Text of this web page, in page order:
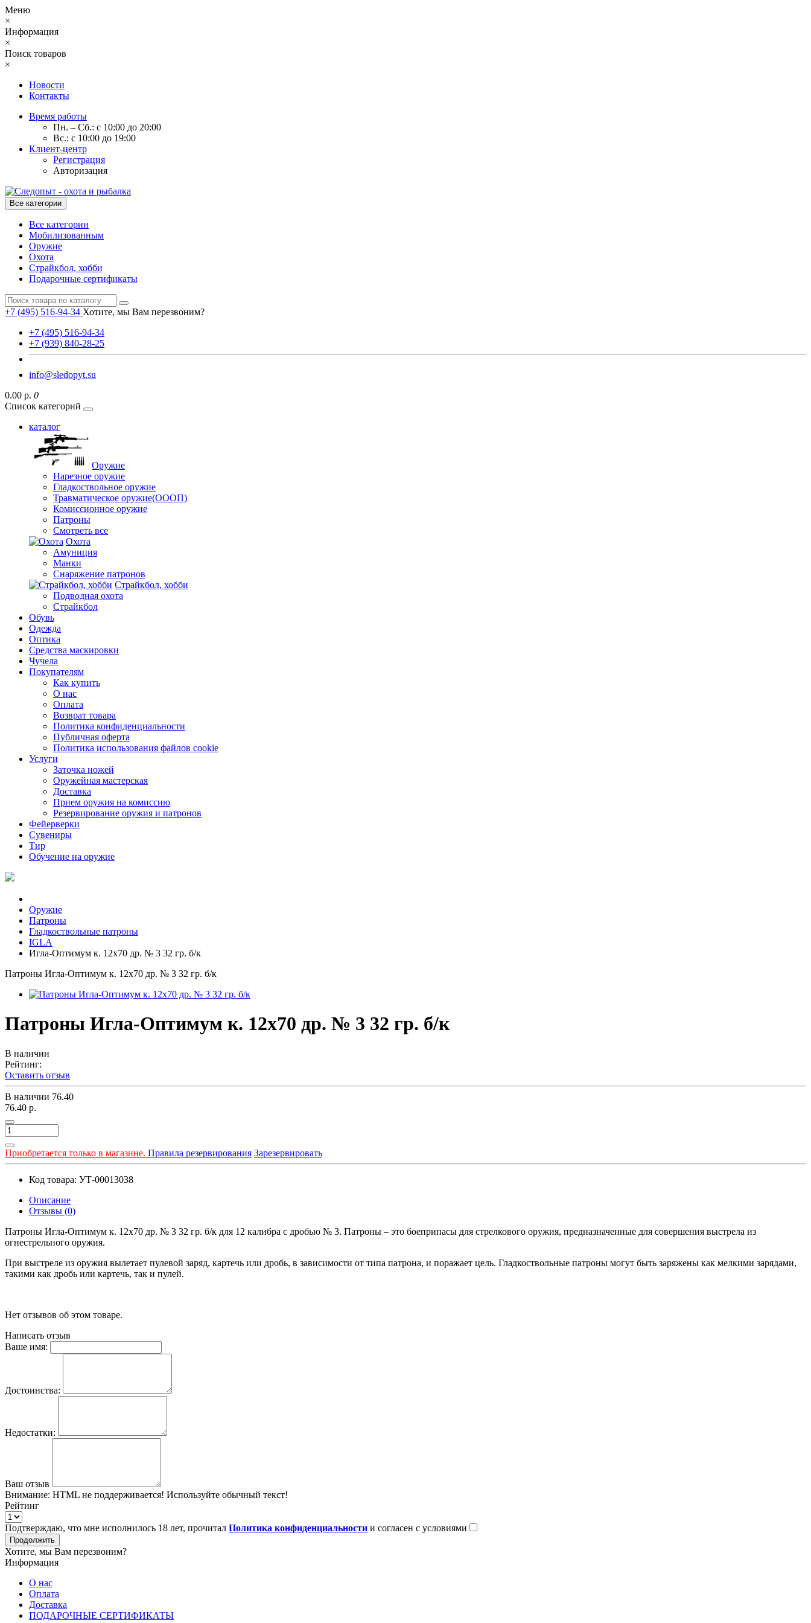
Меню
×
Информация
×
Поиск товаров
×
Новости
Контакты
Время работы
Пн. – Сб.: с 10:00 до 20:00
Вс.: с 10:00 до 19:00
Клиент-центр
Регистрация
Авторизация
Все категории
Все категории
Мобилизованным
Оружие
Охота
Страйкбол, хобби
Подарочные сертификаты
+7 (495) 516-94-34 Хотите, мы Вам перезвоним?
+7 (495) 516-94-34
+7 (939) 840-28-25
info@sledopyt.su
0.00 р. 0
Список категорий
каталог
Оружие
Нарезное оружие
Гладкоствольное оружие
Травматическое оружие(ОООП)
Комиссионное оружие
Патроны
Смотреть все
Охота
Амуниция
Манки
Снаряжение патронов
Страйкбол, хобби
Подводная охота
Страйкбол
Обувь
Одежда
Оптика
Средства маскировки
Чучела
Покупателям
Как купить
О нас
Оплата
Возврат товара
Политика конфиденциальности
Публичная оферта
Политика использования файлов cookie
Услуги
Заточка ножей
Оружейная мастерская
Доставка
Прием оружия на комиссию
Резервирование оружия и патронов
Фейерверки
Сувениры
Тир
Обучение на оружие
Оружие
Патроны
Гладкоствольные патроны
IGLA
Игла-Оптимум к. 12х70 др. № 3 32 гр. б/к
Патроны Игла-Оптимум к. 12х70 др. № 3 32 гр. б/к
Патроны Игла-Оптимум к. 12х70 др. № 3 32 гр. б/к
В наличии
Рейтинг:
Оставить отзыв
В наличии 76.40
76.40 р.
Приобретается только в магазине. Правила резервирования Зарезервировать
Код товара: УТ-00013038
Описание
Отзывы (0)
Патроны Игла-Оптимум к. 12х70 др. № 3 32 гр. б/к для 12 калибра с дробью № 3. Патроны – это боеприпасы для стрелкового оружия, предназначенные для совершения выстрела из
огнестрельного оружия.
При выстреле из оружия вылетает пулевой заряд, картечь или дробь, в зависимости от типа патрона, и поражает цель. Гладкоствольные патроны могут быть заряжены как мелкими зарядами,
такими как дробь или картечь, так и пулей.
Нет отзывов об этом товаре.
Написать отзыв
Ваше имя:
Достоинства:
Недостатки:
Ваш отзыв
Внимание: HTML не поддерживается! Используйте обычный текст!
Рейтинг
Подтверждаю, что мне исполнилось 18 лет, прочитал Политика конфиденциальности и согласен с условиями
Продолжить
Хотите, мы Вам перезвоним?
Информация
О нас
Оплата
Доставка
ПОДАРОЧНЫЕ СЕРТИФИКАТЫ